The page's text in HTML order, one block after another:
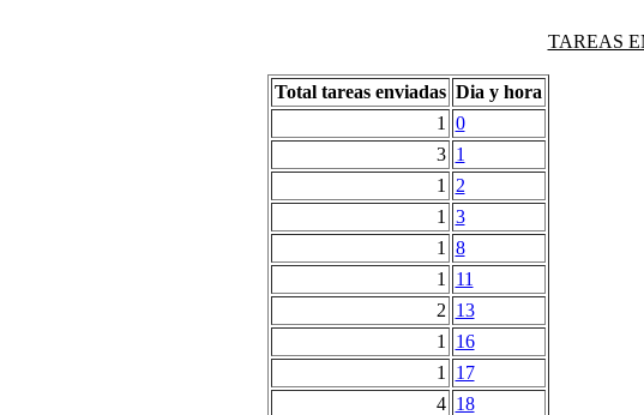
TAREAS
Total tareas enviadas Dia y hora
1
0
3 1
1
2
1
3
1
8
1
11
2 13
1
16
1
17
4 18